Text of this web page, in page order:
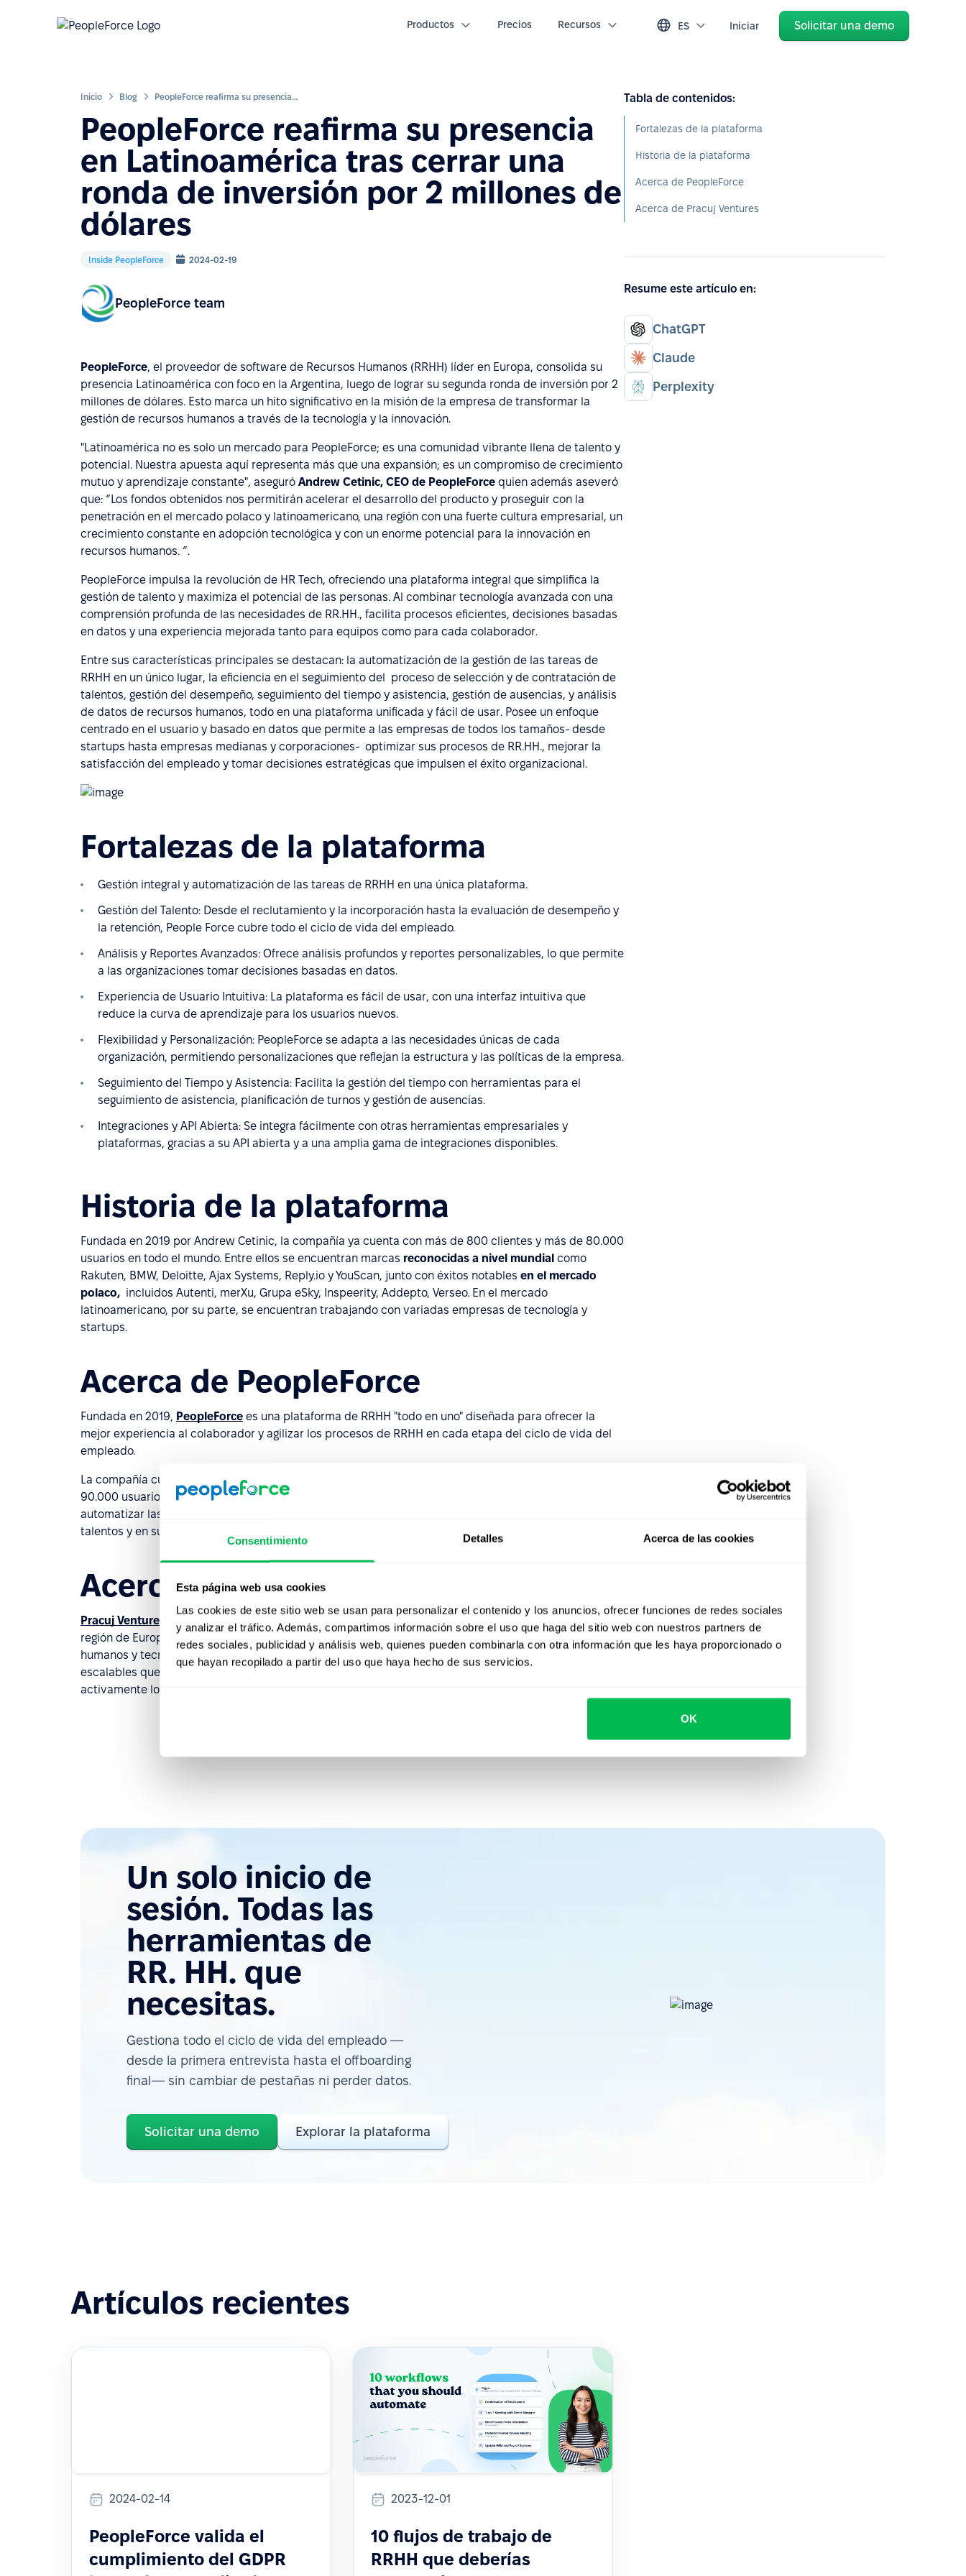
Consentimiento Detalles Acerca de las cookies
Esta página web usa cookies
Las cookies de este sitio web se usan para personalizar el contenido y los anuncios, ofrecer funciones de redes sociales
y analizar el tráfico. Además, compartimos información sobre el uso que haga del sitio web con nuestros partners de
redes sociales, publicidad y análisis web, quienes pueden combinarla con otra información que les haya proporcionado o
que hayan recopilado a partir del uso que haya hecho de sus servicios.
OK
Productos Precios Recursos ES Iniciar Solicitar una demo
Inicio Blog PeopleForce reafirma su presencia en Latinoamérica tras cerrar una ronda de inversión por 2 millones de dólares
PeopleForce reafirma su presencia
en Latinoamérica tras cerrar una
ronda de inversión por 2 millones de
dólares
Inside PeopleForce 2024-02-19
PeopleForce team
PeopleForce, el proveedor de software de Recursos Humanos (RRHH) líder en Europa, consolida su
presencia Latinoamérica con foco en la Argentina, luego de lograr su segunda ronda de inversión por 2
millones de dólares. Esto marca un hito significativo en la misión de la empresa de transformar la
gestión de recursos humanos a través de la tecnología y la innovación.
"Latinoamérica no es solo un mercado para PeopleForce; es una comunidad vibrante llena de talento y
potencial. Nuestra apuesta aquí representa más que una expansión; es un compromiso de crecimiento
mutuo y aprendizaje constante", aseguró Andrew Cetinic, CEO de PeopleForce quien además aseveró
que: “Los fondos obtenidos nos permitirán acelerar el desarrollo del producto y proseguir con la
penetración en el mercado polaco y latinoamericano, una región con una fuerte cultura empresarial, un
crecimiento constante en adopción tecnológica y con un enorme potencial para la innovación en
recursos humanos. ”.
PeopleForce impulsa la revolución de HR Tech, ofreciendo una plataforma integral que simplifica la
gestión de talento y maximiza el potencial de las personas. Al combinar tecnología avanzada con una
comprensión profunda de las necesidades de RR.HH., facilita procesos eficientes, decisiones basadas
en datos y una experiencia mejorada tanto para equipos como para cada colaborador.
Entre sus características principales se destacan: la automatización de la gestión de las tareas de
RRHH en un único lugar, la eficiencia en el seguimiento del proceso de selección y de contratación de
talentos, gestión del desempeño, seguimiento del tiempo y asistencia, gestión de ausencias, y análisis
de datos de recursos humanos, todo en una plataforma unificada y fácil de usar. Posee un enfoque
centrado en el usuario y basado en datos que permite a las empresas de todos los tamaños- desde
startups hasta empresas medianas y corporaciones- optimizar sus procesos de RR.HH., mejorar la
satisfacción del empleado y tomar decisiones estratégicas que impulsen el éxito organizacional.
Fortalezas de la plataforma
Gestión integral y automatización de las tareas de RRHH en una única plataforma.
Gestión del Talento: Desde el reclutamiento y la incorporación hasta la evaluación de desempeño y
la retención, People Force cubre todo el ciclo de vida del empleado.
Análisis y Reportes Avanzados: Ofrece análisis profundos y reportes personalizables, lo que permite
a las organizaciones tomar decisiones basadas en datos.
Experiencia de Usuario Intuitiva: La plataforma es fácil de usar, con una interfaz intuitiva que
reduce la curva de aprendizaje para los usuarios nuevos.
Flexibilidad y Personalización: PeopleForce se adapta a las necesidades únicas de cada
organización, permitiendo personalizaciones que reflejan la estructura y las políticas de la empresa.
Seguimiento del Tiempo y Asistencia: Facilita la gestión del tiempo con herramientas para el
seguimiento de asistencia, planificación de turnos y gestión de ausencias.
Integraciones y API Abierta: Se integra fácilmente con otras herramientas empresariales y
plataformas, gracias a su API abierta y a una amplia gama de integraciones disponibles.
Historia de la plataforma
Fundada en 2019 por Andrew Cetinic, la compañía ya cuenta con más de 800 clientes y más de 80.000
usuarios en todo el mundo. Entre ellos se encuentran marcas reconocidas a nivel mundial como
Rakuten, BMW, Deloitte, Ajax Systems, Reply.io y YouScan, junto con éxitos notables en el mercado
polaco, incluidos Autenti, merXu, Grupa eSky, Inspeerity, Addepto, Verseo. En el mercado
latinoamericano, por su parte, se encuentran trabajando con variadas empresas de tecnología y
startups.
Acerca de PeopleForce
Fundada en 2019, PeopleForce es una plataforma de RRHH "todo en uno" diseñada para ofrecer la
mejor experiencia al colaborador y agilizar los procesos de RRHH en cada etapa del ciclo de vida del
empleado.
La compañía cuenta con más de 1000 clientes de 25 países de todo el mundo, con un total de más de
90.000 usuarios activos en la plataforma de RRHH. El principal objetivo de People Force es
automatizar las tareas, liberando tiempo para que los profesionales de RRHH puedan centrarse en los
talentos y en su crecimiento.
Acerca de Pracuj Ventures
Pracuj Ventures
es el primer fondo de innovación empresarial en Polonia y uno de los primeros en la
región de Europa Central y Oriental, el cual se enfoca en invertir en las áreas de tecnología de recursos
humanos y tecnología para la educación. La misión del fondo es apoyar proyectos innovadores y
escalables que operen en el mercado digital de RRHH. 40 mil clientes de 40 países han utilizado
activamente los productos y servicios de la empresa.
Tabla de contenidos:
Fortalezas de la plataforma
Historia de la plataforma
Acerca de PeopleForce
Acerca de Pracuj Ventures
Resume este artículo en:
ChatGPT
Claude
Perplexity
Un solo inicio de
sesión. Todas las
herramientas de
RR. HH. que
necesitas.
Gestiona todo el ciclo de vida del empleado —
desde la primera entrevista hasta el offboarding
final— sin cambiar de pestañas ni perder datos.
Solicitar una demo Explorar la plataforma
Artículos recientes
2024-02-14
PeopleForce valida el
cumplimiento del GDPR
2023-12-01
10 flujos de trabajo de
RRHH que deberías